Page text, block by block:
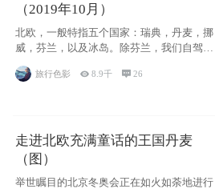
（2019年10月）
北欧，一般特指五个国家：瑞典，丹麦，挪
威，芬兰，以及冰岛。除芬兰，我们自驾游
旅行色影 8.9千 26
走进北欧充满童话的王国丹麦
（图）
举世瞩目的北京冬奥会正在如火如荼地进行